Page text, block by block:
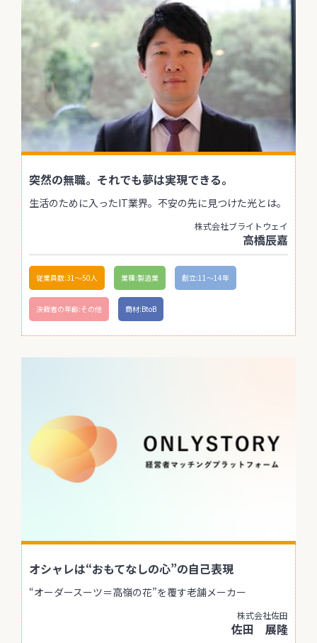
突然の無職。それでも夢は実現できる。
生活のために入ったIT業界。不安の先に見つけた光とは。
株式会社ブライトウェイ
高橋辰嘉
従業員数:31〜50人 業種:製造業 創立:11〜14年
決裁者の年齢:その他 商材:BtoB
オシャレは“おもてなしの心”の自己表現
“オーダースーツ＝高嶺の花”を覆す老舗メーカー
株式会社佐田
佐田 展隆